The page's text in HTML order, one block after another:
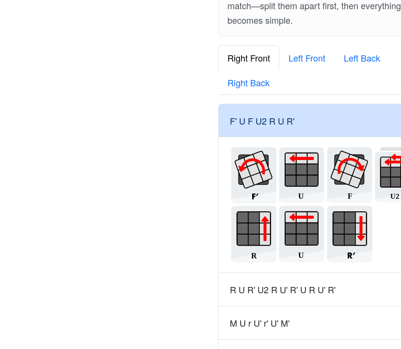
match—split them apart first, then everything
becomes simple.
Right Front Left Front
Left Back
Right Back
F' U F U2 R U R'
R U R' U2 R U' R' U R U' R'
M U r U' r' U' M'